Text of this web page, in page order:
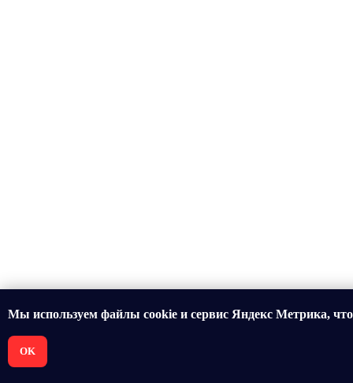
Мы используем файлы cookie и сервис Яндекс Метрика,
OK